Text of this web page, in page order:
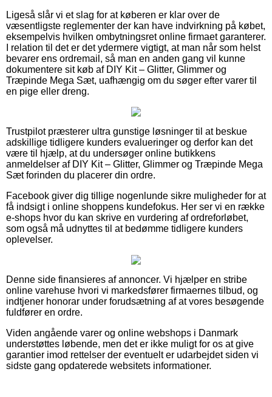
Ligeså slår vi et slag for at køberen er klar over de
væsentligste reglementer der kan have indvirkning på købet,
eksempelvis hvilken ombytningsret online firmaet garanterer.
I relation til det er det ydermere vigtigt, at man når som helst
bevarer ens ordremail, så man en anden gang vil kunne
dokumentere sit køb af DIY Kit – Glitter, Glimmer og
Træpinde Mega Sæt, uafhængig om du søger efter varer til
en pige eller dreng.
Trustpilot præsterer ultra gunstige løsninger til at beskue
adskillige tidligere kunders evalueringer og derfor kan det
være til hjælp, at du undersøger online butikkens
anmeldelser af DIY Kit – Glitter, Glimmer og Træpinde Mega
Sæt forinden du placerer din ordre.
Facebook giver dig tillige nogenlunde sikre muligheder for at
få indsigt i online shoppens kundefokus. Her ser vi en række
e-shops hvor du kan skrive en vurdering af ordreforløbet,
som også må udnyttes til at bedømme tidligere kunders
oplevelser.
Denne side finansieres af annoncer. Vi hjælper en stribe
online varehuse hvori vi markedsfører firmaernes tilbud, og
indtjener honorar under forudsætning af at vores besøgende
fuldfører en ordre.
Viden angående varer og online webshops i Danmark
understøttes løbende, men det er ikke muligt for os at give
garantier imod rettelser der eventuelt er udarbejdet siden vi
sidste gang opdaterede websitets informationer.